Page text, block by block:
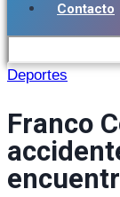
Contacto
Deportes
Franco